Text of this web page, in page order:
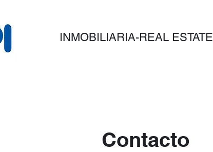
INMOBILIARIA-REAL ESTATE
Contacto